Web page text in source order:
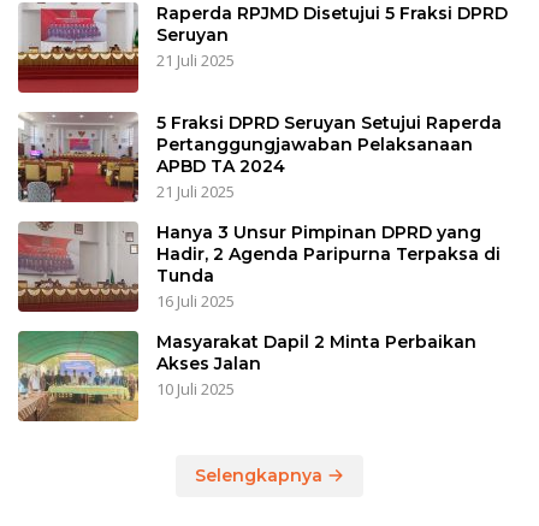
Raperda RPJMD Disetujui 5 Fraksi DPRD
Seruyan
21 Juli 2025
5 Fraksi DPRD Seruyan Setujui Raperda
Pertanggungjawaban Pelaksanaan
APBD TA 2024
21 Juli 2025
Hanya 3 Unsur Pimpinan DPRD yang
Hadir, 2 Agenda Paripurna Terpaksa di
Tunda
16 Juli 2025
Masyarakat Dapil 2 Minta Perbaikan
Akses Jalan
10 Juli 2025
Selengkapnya